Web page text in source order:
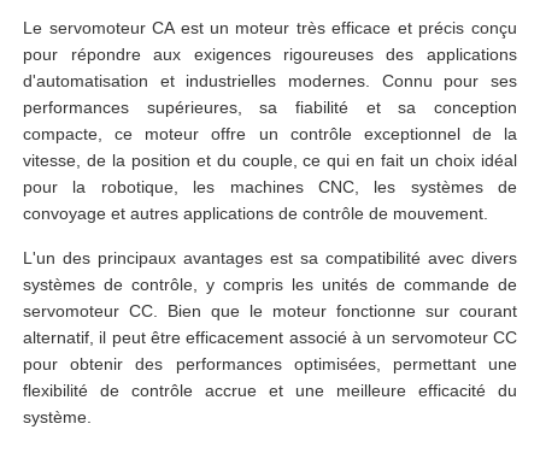
Le servomoteur CA est un moteur très efficace et précis conçu
pour répondre aux exigences rigoureuses des applications
d'automatisation et industrielles modernes. Connu pour ses
performances supérieures, sa fiabilité et sa conception
compacte, ce moteur offre un contrôle exceptionnel de la
vitesse, de la position et du couple, ce qui en fait un choix idéal
pour la robotique, les machines CNC, les systèmes de
convoyage et autres applications de contrôle de mouvement.
L'un des principaux avantages est sa compatibilité avec divers
systèmes de contrôle, y compris les unités de commande de
servomoteur CC. Bien que le moteur fonctionne sur courant
alternatif, il peut être efficacement associé à un servomoteur CC
pour obtenir des performances optimisées, permettant une
flexibilité de contrôle accrue et une meilleure efficacité du
système.